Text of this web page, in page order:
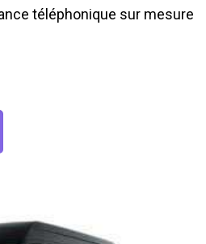
téléphonique sur mesure